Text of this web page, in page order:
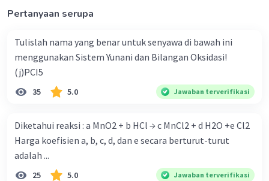
Pertanyaan serupa
Tulislah nama yang benar untuk senyawa di bawah ini
menggunakan Sistem Yunani dan Bilangan Oksidasi!
(j)PCI5
35 5.0 Jawaban terverifikasi
Diketahui reaksi : a MnO2 + b HCl → c MnCl2 + d H2O +e Cl2
Harga koefisien a, b, c, d, dan e secara berturut-turut
adalah ...
25 5.0 Jawaban terverifikasi